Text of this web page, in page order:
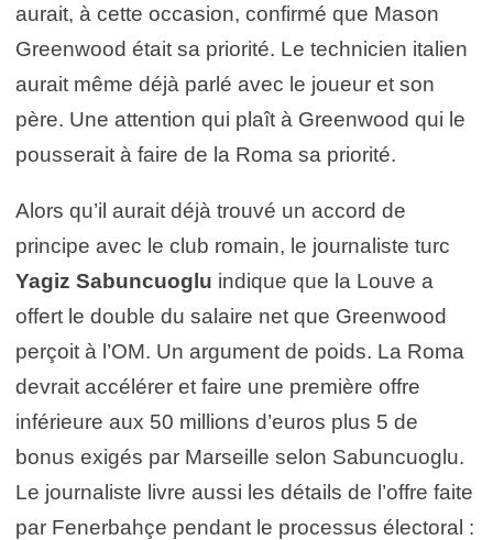
aurait, à cette occasion, confirmé que Mason
Greenwood était sa priorité. Le technicien italien
aurait même déjà parlé avec le joueur et son
père. Une attention qui plaît à Greenwood qui le
pousserait à faire de la Roma sa priorité.
Alors qu’il aurait déjà trouvé un accord de
principe avec le club romain, le journaliste turc
Yagiz Sabuncuoglu indique que la Louve a
offert le double du salaire net que Greenwood
perçoit à l’OM. Un argument de poids. La Roma
devrait accélérer et faire une première offre
inférieure aux 50 millions d’euros plus 5 de
bonus exigés par Marseille selon Sabuncuoglu.
Le journaliste livre aussi les détails de l’offre faite
par Fenerbahçe pendant le processus électoral :